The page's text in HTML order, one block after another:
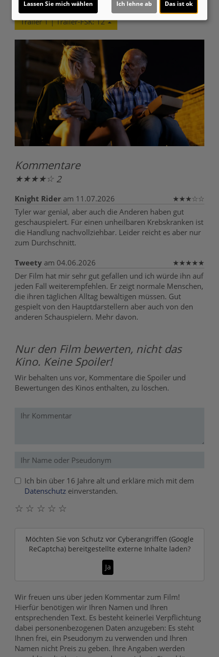
Trailer 1 | Trailer-FSK: 12
Kommentare
★★★★☆ 2
Knight Rider am 11.07.2026 ★★★☆☆
Tyler war genial, aber auch die Anderen haben gut
geschauspielert. Für einen unheilbaren Krebskranken ist
die Handlung nachvollziehbar. Leider reicht es aber nur
zum Durchschnitt.
Tweety am 04.06.2026 ★★★★★
Der Film hat mir sehr gut gefallen und ich würde ihn auf
jeden Fall weiterempfehlen. Er zeigt normale Menschen,
die ihren täglichen Alltag bewältigen müssen. Gut
gespielt von den Hauptdarstellern aber auch von den
anderen Schauspielern. Mehr davon.
Nur den Film bewerten, nicht das
Kino. Keine Spoiler!
Wir behalten uns vor, Kommentare die Spoiler und
Bewertungen des Kinos enthalten, zu löschen.
Ich bin über 16 Jahre alt und erkläre mich mit dem
Datenschutz einverstanden.
☆
☆
☆
☆
☆
Möchten Sie von Schutz vor Cyberangriffen (Google
ReCaptcha)bereitgestellte externe Inhalte laden?
Ja
Wir freuen uns über jeden Kommentar zum Film!
Hierfür benötigen wir Ihren Namen und Ihren
entsprechenden Text. Es besteht keinerlei Verpflichtung
dabei personenbezogenen Daten anzugeben: Es steht
Ihnen frei, ein Pseudonym zu verwenden und Ihren
Namen nicht Preis zu geben. Ihre Angaben werden
Lassen Sie mich wählen Ich lehne ab Das ist ok